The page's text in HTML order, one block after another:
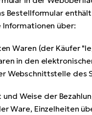
Bestellformular enthält
Informationen über:
Waren (der Käufer
in den
Webschnittstelle des
Weise der
Ware, Einzelheiten